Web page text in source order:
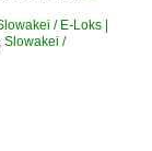
/ E-Loks |
Slowakei /